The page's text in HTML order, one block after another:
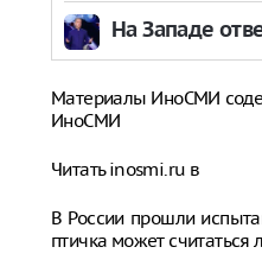
На Западе
Материалы ИноСМИ
ИноСМИ
Читать inosmi.ru в
В России прошли
птичка может